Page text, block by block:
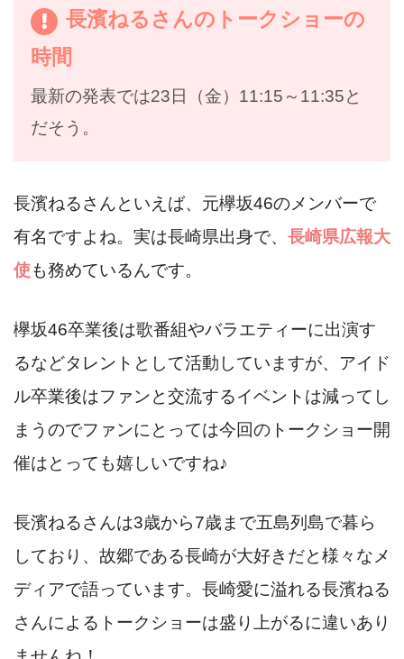
長濱ねるさんのトークショーの
時間
最新の発表では23日（金）11:15～11:35と
だそう。
長濱ねるさんといえば、元欅坂46のメンバーで
有名ですよね。実は長崎県出身で、 長崎県広報大
使も務めているんです。
欅坂46卒業後は歌番組やバラエティーに出演す
るなどタレントとして活動していますが、アイド
ル卒業後はファンと交流するイベントは減ってし
まうのでファンにとっては今回のトークショー開
催はとっても嬉しいですね♪
長濱ねるさんは3歳から7歳まで五島列島で暮ら
しており、故郷である長崎が大好きだと様々なメ
ディアで語っています。長崎愛に溢れる長濱ねる
さんによるトークショーは盛り上がるに違いあり